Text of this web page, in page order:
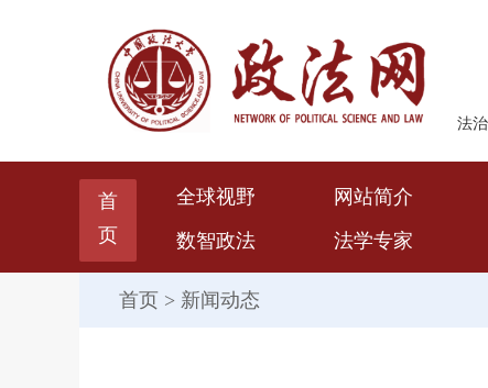
法
首
页
全球视野 网站简介
数智政法
法学专家
首页 > 新闻动态